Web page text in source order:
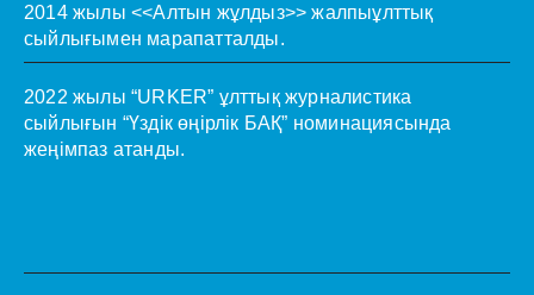
2014 жылы <<Алтын жұлдыз>> жалпыұлттық
сыйлығымен марапатталды.
2022 жылы “URKER” ұлттық журналистика
сыйлығын “Үздік өңірлік БАҚ” номинациясында
жеңімпаз атанды.